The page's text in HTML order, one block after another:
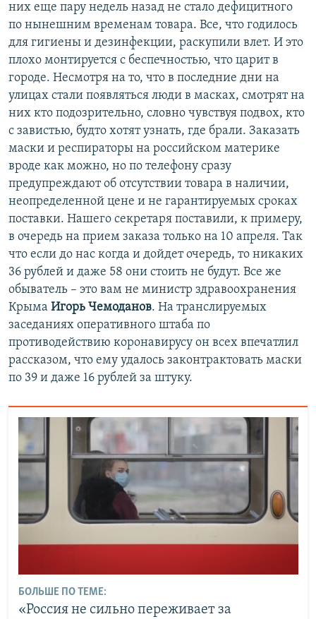
них еще пару недель назад не стало дефицитного
по нынешним временам товара. Все, что годилось
для гигиены и дезинфекции, раскупили влет. И это
плохо монтируется с беспечностью, что царит в
городе. Несмотря на то, что в последние дни на
улицах стали появляться люди в масках, смотрят на
них кто подозрительно, словно чувствуя подвох, кто
с завистью, будто хотят узнать, где брали. Заказать
маски и респираторы на российском материке
вроде как можно, но по телефону сразу
предупреждают об отсутствии товара в наличии,
неопределенной цене и не гарантируемых сроках
поставки. Нашего секретаря поставили, к примеру,
в очередь на прием заказа только на 10 апреля. Так
что если до нас когда и дойдет очередь, то никаких
36 рублей и даже 58 они стоить не будут. Все же
обыватель – это вам не министр здравоохранения
Крыма Игорь Чемоданов. На транслируемых
заседаниях оперативного штаба по
противодействию коронавирусу он всех впечатлил
рассказом, что ему удалось законтрактовать маски
по 39 и даже 16 рублей за штуку.
БОЛЬШЕ ПО ТЕМЕ:
«Россия не сильно переживает за